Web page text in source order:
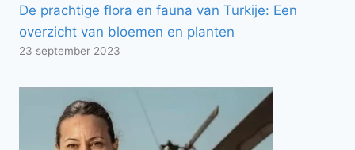
De prachtige flora en fauna van Turkije: Een
overzicht van bloemen en planten
23 september 2023